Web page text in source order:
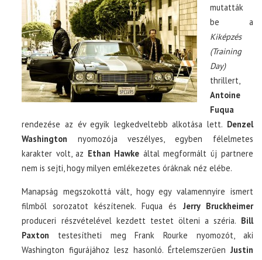
mutatták
be a
Kiképzés
(Training
Day)
thrillert,
Antoine
Fuqua
rendezése az év egyik legkedveltebb alkotása lett. Denzel
Washington nyomozója veszélyes, egyben félelmetes
karakter volt, az Ethan Hawke által megformált új partnere
nem is sejti, hogy milyen emlékezetes óráknak néz elébe.
Manapság megszokottá vált, hogy egy valamennyire ismert
filmből sorozatot készítenek. Fuqua és Jerry Bruckheimer
produceri részvételével kezdett testet ölteni a széria. Bill
Paxton testesítheti meg Frank Rourke nyomozót, aki
Washington figurájához lesz hasonló. Értelemszerűen Justin